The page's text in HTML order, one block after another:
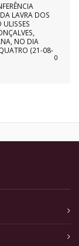
LAVRA DOS
ULISSES
NO DIA
(21-08-
0